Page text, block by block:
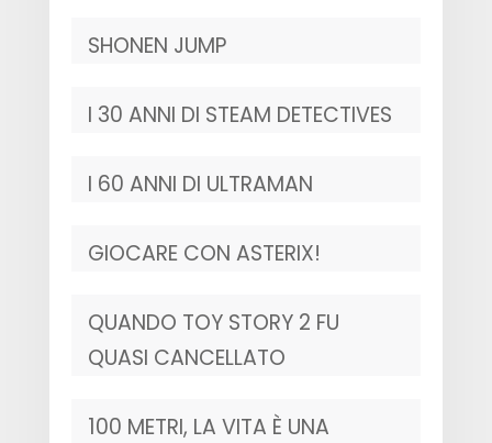
SHONEN JUMP
I 30 ANNI DI STEAM DETECTIVES
I 60 ANNI DI ULTRAMAN
GIOCARE CON ASTERIX!
QUANDO TOY STORY 2 FU
QUASI CANCELLATO
100 METRI, LA VITA È UNA